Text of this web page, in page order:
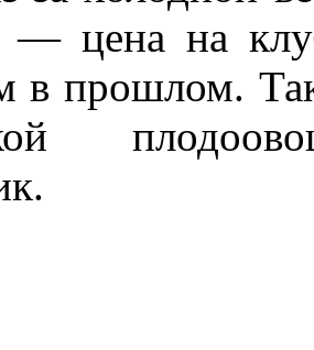
— цена на
в прошлом.